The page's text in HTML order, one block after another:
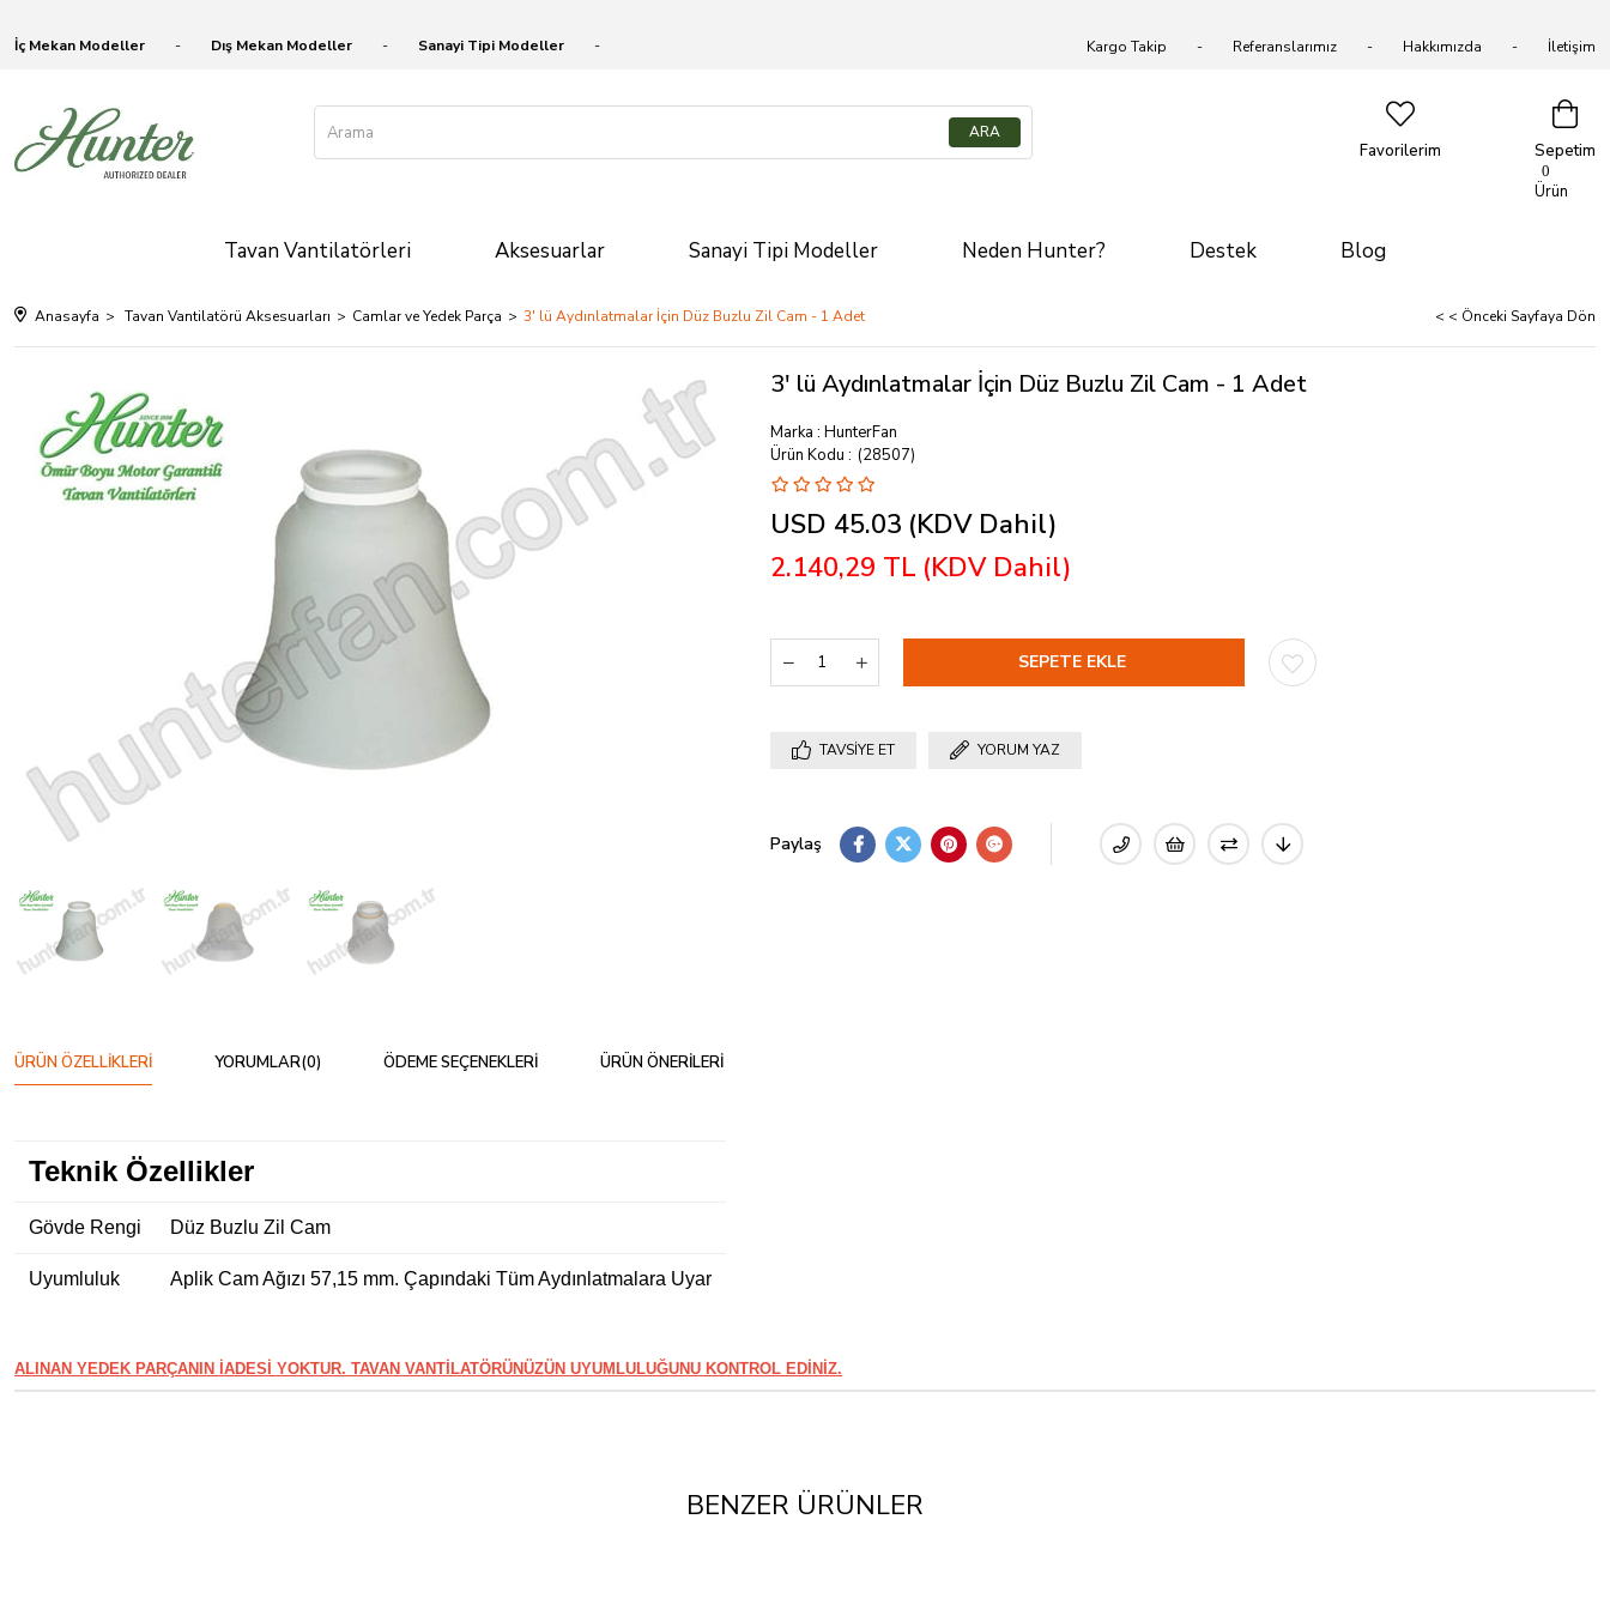
İç Mekan Modeller Dış Mekan Modeller Sanayi Tipi Modeller Kargo Takip Referanslarımız Hakkımızda İletişim
Sepetim
0
Ürün
Favorilerim
Tavan Vantilatörleri Aksesuarlar Sanayi Tipi Modeller Neden Hunter? Destek Blog
Anasayfa Tavan Vantilatörü Aksesuarları Camlar ve Yedek Parça 3' lü Aydınlatmalar İçin Düz Buzlu Zil Cam - 1 Adet < < Önceki Sayfaya Dön
3' lü Aydınlatmalar İçin Düz Buzlu Zil Cam - 1 Adet
Marka : HunterFan
(28507)
USD 45.03 (KDV Dahil)
2.140,29 TL (KDV Dahil)
TAVSIYE ET YORUM YAZ
Paylaş
ÜRÜN ÖZELLIKLERI YORUMLAR(0) ÖDEME SEÇENEKLERI ÜRÜN ÖNERILERI
Teknik Özellikler
Gövde Rengi Düz Buzlu Zil Cam
Uyumluluk Aplik Cam Ağızı 57,15 mm. Çapındaki Tüm Aydınlatmalara Uyar
ALINAN YEDEK PARÇANIN İADESİ YOKTUR. TAVAN VANTİLATÖRÜNÜZÜN UYUMLULUĞUNU KONTROL EDİNİZ.
BENZER ÜRÜNLER